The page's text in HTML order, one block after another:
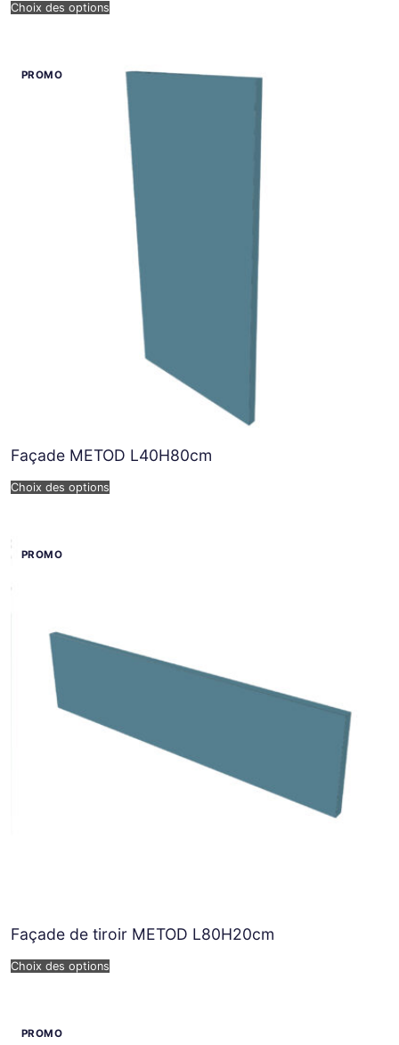
Choix des options
Façade METOD L40H80cm
Choix des options
Façade de tiroir METOD L80H20cm
Choix des options